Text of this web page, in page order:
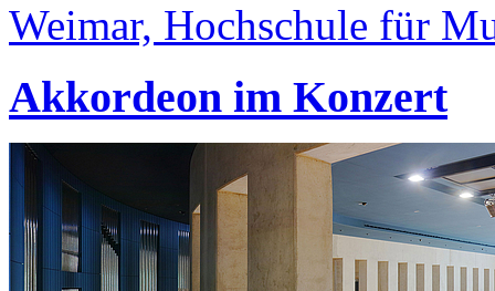
Weimar, Hochschule für
Akkordeon im Konzert